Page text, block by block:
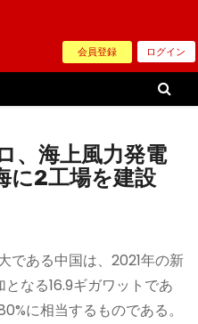
会員登録 ログイン
、海上風力発電
に2工場を建設
である中国は、2021年の新
なる16.9ギガワットであ
に相当するものである。